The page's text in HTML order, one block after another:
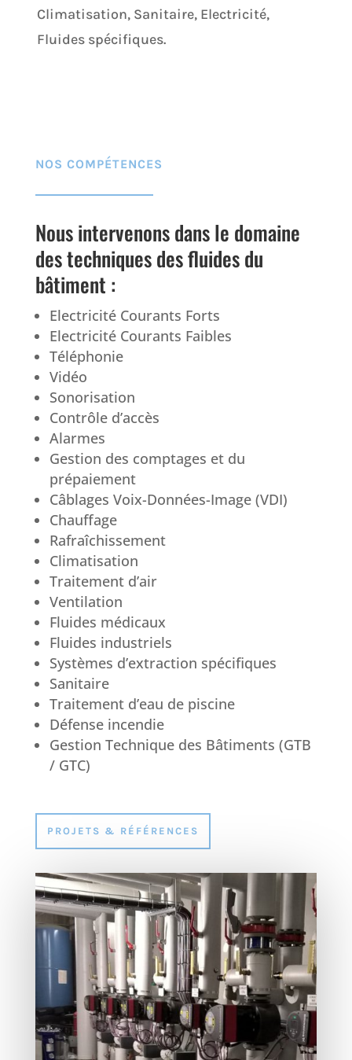
Climatisation, Sanitaire, Electricité,
Fluides spécifiques.
NOS COMPÉTENCES
Nous intervenons dans le domaine
des techniques des fluides du
bâtiment :
Electricité Courants Forts
Electricité Courants Faibles
Téléphonie
Vidéo
Sonorisation
Contrôle d’accès
Alarmes
Gestion des comptages et du
prépaiement
Câblages Voix-Données-Image (VDI)
Chauffage
Rafraîchissement
Climatisation
Traitement d’air
Ventilation
Fluides médicaux
Fluides industriels
Systèmes d’extraction spécifiques
Sanitaire
Traitement d’eau de piscine
Défense incendie
Gestion Technique des Bâtiments (GTB
/ GTC)
PROJETS & RÉFÉRENCES